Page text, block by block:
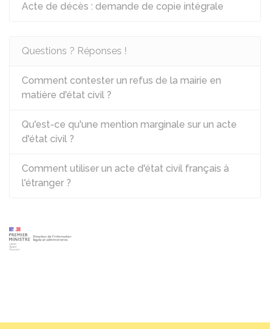
Acte de décès : demande de copie intégrale
Questions ? Réponses !
Comment contester un refus de la mairie en
matière d'état civil ?
Qu'est-ce qu'une mention marginale sur un acte
d'état civil ?
Comment utiliser un acte d'état civil français à
l'étranger ?